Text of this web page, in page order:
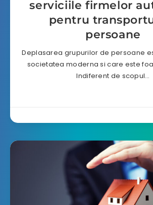
serviciile firmelor
pentru
persoane
Deplasarea grupurilor de persoane
societatea moderna si care este
Indiferent de scopul…